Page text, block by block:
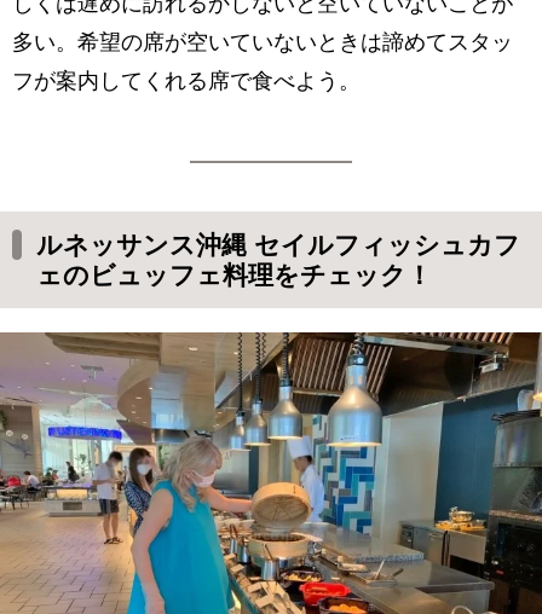
多い。希望の席が空いていないときは諦めてスタッ
フが案内してくれる席で食べよう。
ルネッサンス沖縄 セイルフィッシュカフ
ェのビュッフェ料理をチェック！